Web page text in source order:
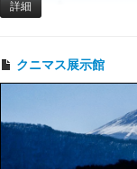
詳細
クニマス展示館